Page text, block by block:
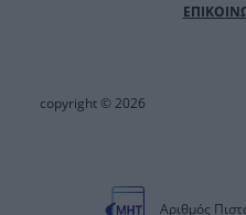
copyright © 2026
Αριθμός